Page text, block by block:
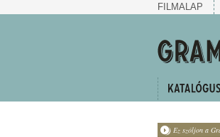
FILMALAP
Ez szóljon a